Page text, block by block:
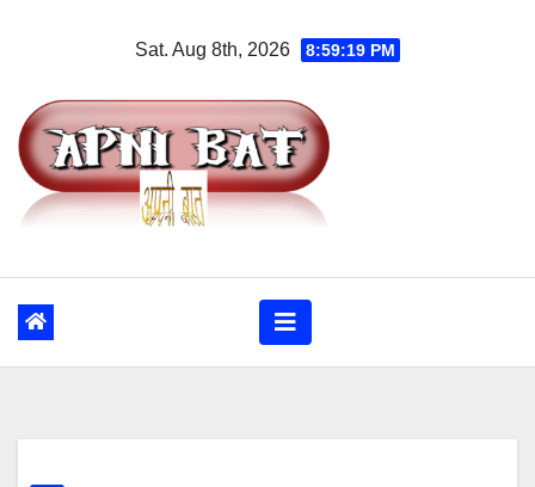
Sat. Aug 8th, 2026 8:59:20 PM